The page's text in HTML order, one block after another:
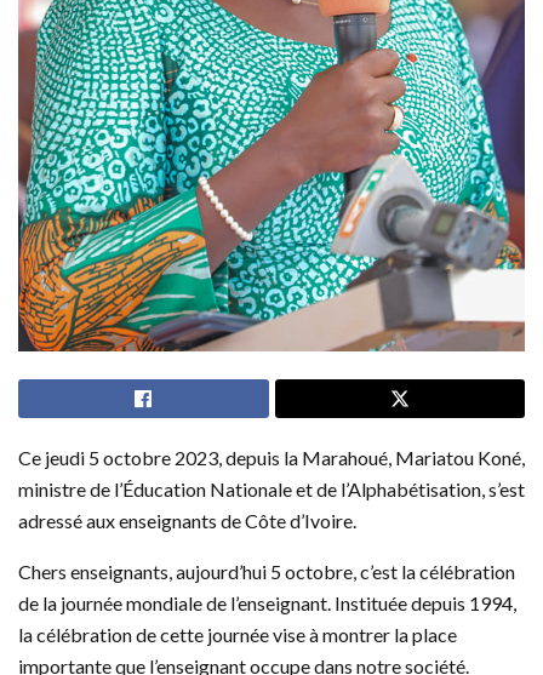
Ce jeudi 5 octobre 2023, depuis la Marahoué, Mariatou Koné,
ministre de l’Éducation Nationale et de l’Alphabétisation, s’est
adressé aux enseignants de Côte d’Ivoire.
Chers enseignants, aujourd’hui 5 octobre, c’est la célébration
de la journée mondiale de l’enseignant. Instituée depuis 1994,
la célébration de cette journée vise à montrer la place
importante que l’enseignant occupe dans notre société.